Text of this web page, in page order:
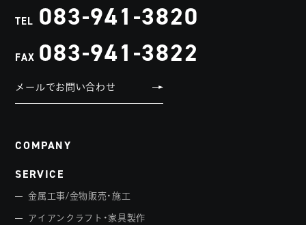
TEL 083-941-3820
FAX 083-941-3822
メールでお問い合わせ
COMPANY
SERVICE
金属工事/金物販売・施工
アイアンクラフト・家具製作